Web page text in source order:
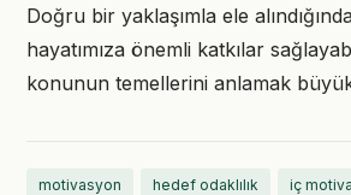
Doğru bir yaklaşımla ele
hayatımıza önemli katkılar
konunun temellerini anlamak
motivasyon hedef odaklılık iç